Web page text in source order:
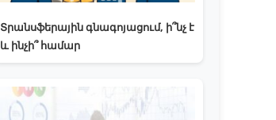
Տրանսֆերային գնագոյացում, ի՞նչ է
և ինչի՞ համար